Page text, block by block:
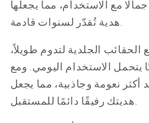
مع الاستخدام، مما يجعلها
هدية تُقدّر لسنوات قادمة.
الحقائب الجلدية لتدوم طويلاً،
يتحمل الاستخدام اليومي. ومع
أكثر نعومة وجاذبية، مما يجعل